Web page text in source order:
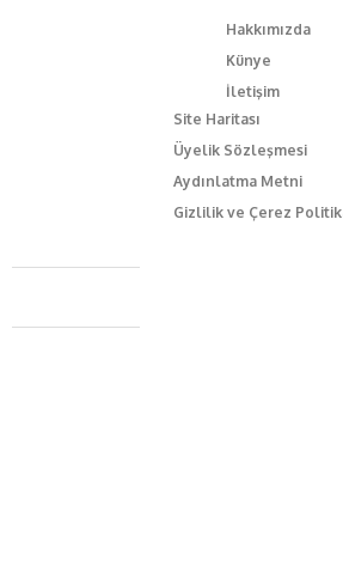
Hakkımızda
Künye
İletişim
Site Haritası
Üyelik Sözleşmesi
Aydınlatma Metni
Gizlilik ve Çerez
Caferağa Mah. Dr. Şakir Paşa Sok.
+90 543 345 46 00